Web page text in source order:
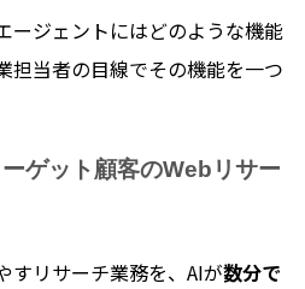
ージェントにはどのような機能
担当者の目線でその機能を一つ
ゲット顧客のWebリサー
すリサーチ業務を、AIが数分で